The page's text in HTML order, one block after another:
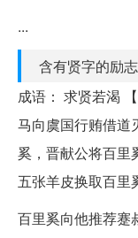
...
含有贤字的励
成语： 求贤若渴
马向虞国行贿借道
奚，晋献公将百里
五张羊皮换取百里
百里奚向他推荐蹇